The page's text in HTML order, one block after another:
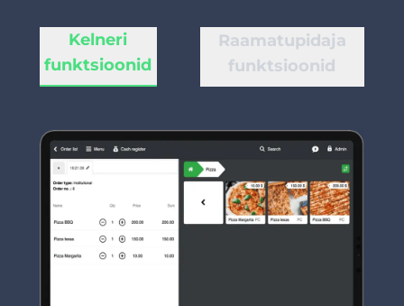
Kelneri
funktsioonid
Raamatupidaja
funktsioonid